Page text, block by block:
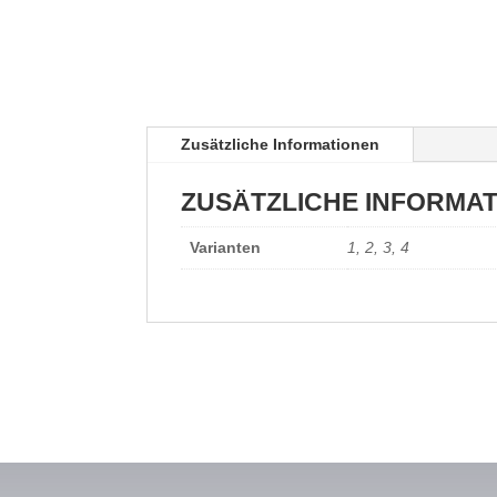
Zusätzliche Informationen
ZUSÄTZLICHE
Varianten 1, 2, 3, 4